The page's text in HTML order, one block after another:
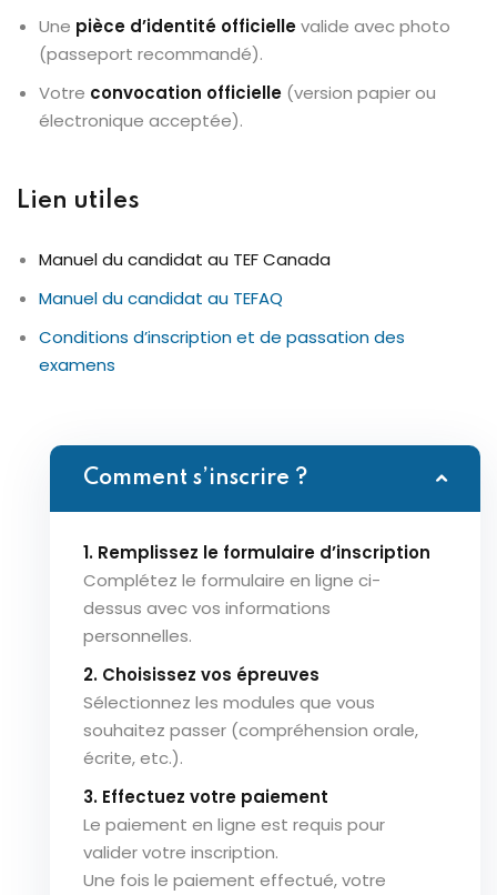
Une pièce d’identité officiellevalide avec photo
(passeport recommandé).
Votre convocation officielle (version papier ou
électronique acceptée).
Lien utiles
Manuel du candidat au TEF Canada
Manuel du candidat au TEFAQ
Conditions d’inscription et de passation des
examens
Comment s’inscrire ?
1. Remplissez le formulaire d’inscription
Complétez le formulaire en ligne ci-
dessus avec vos informations
personnelles.
2. Choisissez vos épreuves
Sélectionnez les modules que vous
souhaitez passer (compréhension orale,
écrite, etc.).
3. Effectuez votre paiement
Le paiement en ligne est requis pour
valider votre inscription.
Une fois le paiement effectué, votre